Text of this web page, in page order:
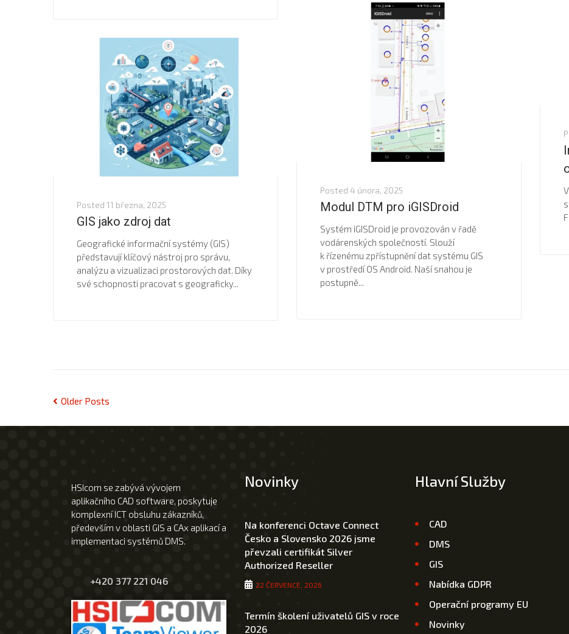
Posted 11 března, 2025
GIS jako zdroj dat
Geografické informační systémy (GIS)
představují klíčový nástroj pro správu,
analýzu a vizualizaci prostorových dat. Díky
své schopnosti pracovat s geograficky...
Posted 4 února, 2025
Modul DTM pro iGISDroid
Systém iGISDroid je provozován v řadě
vodárenských společností. Slouží
k řízenému zpřístupnění dat systému GIS
v prostředí OS Android. Naší snahou je
postupně...
Older Posts
HSIcom se zabývá vývojem
aplikačního CAD software, poskytuje
komplexní ICT obsluhu zákazníků,
především v oblasti GIS a CAx aplikací a
implementaci systémů DMS.
+420 377 221 046
Novinky
Na konferenci Octave Connect
Česko a Slovensko 2026 jsme
převzali certifikát Silver
Authorized Reseller
22 ČERVENCE, 2026
Termín školení uživatelů GIS v roce
2026
Hlavní Služby
CAD
DMS
GIS
Nabídka GDPR
Operační programy EU
Novinky